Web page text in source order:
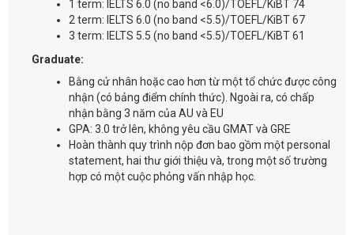
1 term: IELTS 6.0 (no band <6.0)/TOEFL/KiBT 74
2 term: IELTS 6.0 (no band <5.5)/TOEFL/KiBT 67
3 term: IELTS 5.5 (no band <5.5)/TOEFL/KiBT 61
Graduate:
Bằng cử nhân hoặc cao hơn từ một tổ chức được công
nhận (có bảng điểm chính thức). Ngoài ra, có chấp
nhận bằng 3 năm của AU và EU
GPA: 3.0 trở lên, không yêu cầu GMAT và GRE
Hoàn thành quy trình nộp đơn bao gồm một personal
statement, hai thư giới thiệu và, trong một số trường
hợp có một cuộc phỏng vấn nhập học.